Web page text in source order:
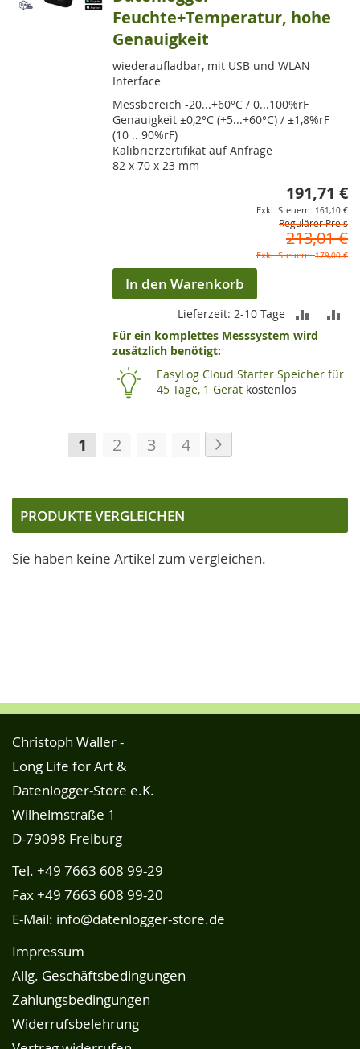
Feuchte+Temperatur, hohe
Genauigkeit
wiederaufladbar, mit USB und WLAN
Interface
Messbereich -20...+60°C / 0...100%rF
Genauigkeit ±0,2°C (+5...+60°C) / ±1,8%rF
(10 .. 90%rF)
Kalibrierzertifikat auf Anfrage
82 x 70 x 23 mm
191,71 €
161,10 €
Regulärer Preis
213,01 €
179,00 €
In den Warenkorb
Lieferzeit: 2-10 Tage
ZUR
Für ein komplettes Messsystem wird
zusätzlich benötigt:
EasyLog Cloud Starter Speicher für
45 Tage, 1 Gerät kostenlos
Seite
Sie
gerade
die
1 Seite
2 Seite
3 Seite
4
PRODUKTE VERGLEICHEN
Sie haben keine Artikel zum vergleichen.
Christoph Waller -
Long Life for Art &
Datenlogger-Store e.K.
Wilhelmstraße 1
D-79098 Freiburg
Tel. +49 7663 608 99-29
Fax +49 7663 608 99-20
E-Mail: info@datenlogger-store.de
Impressum
Allg. Geschäftsbedingungen
Zahlungsbedingungen
Widerrufsbelehrung